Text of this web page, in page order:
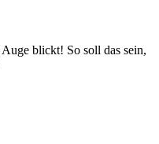
blickt! So soll das sein,